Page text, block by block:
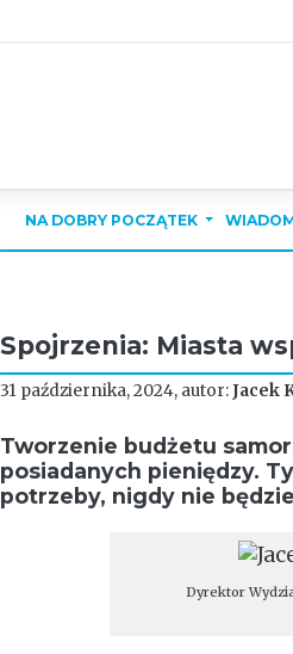
NA DOBRY POCZĄTEK
Spojrzenia: Miasta
31 października, 2024, autor:Jacek
Tworzenie budżetu
posiadanych pieniędzy.
potrzeby, nigdy nie
Dyrektor